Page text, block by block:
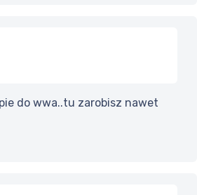
do wwa..tu zarobisz nawet